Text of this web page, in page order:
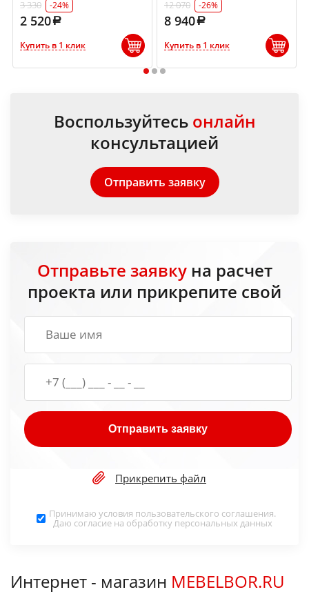
3 330 -24%
2 520
Купить в 1 клик
12 070 -26%
8 940
Купить в 1 клик
1 2 3
Воспользуйтесь онлайн
консультацией
Отправить заявку
Отправьте заявкуна расчет
проекта или прикрепите свой
Отправить заявку
Прикрепить файл
Принимаю условия пользовательского соглашения.
Даю согласие на обработку персональных данных
Интернет - магазин MEBELBOR.RU